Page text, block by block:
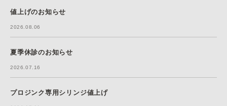
値上げのお知らせ
2026.08.06
夏季休診のお知らせ
2026.07.16
プロジンク専用シリンジ値上げ